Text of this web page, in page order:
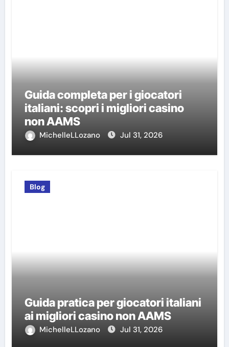
Guida completa per i giocatori
italiani: scopri i migliori casino
non AAMS
MichelleLLozano Jul 31, 2026
Blog
Guida pratica per giocatori italiani
ai migliori casino non AAMS
MichelleLLozano Jul 31, 2026